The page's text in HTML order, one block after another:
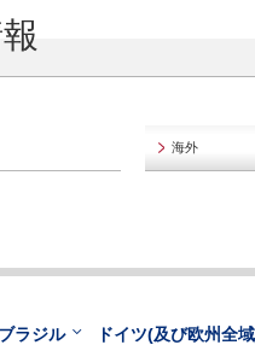
海外
ブラジル ドイツ(及び欧州全